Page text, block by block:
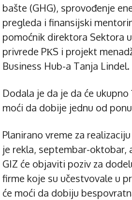
bašte (GHG), sprovođenje
pregleda i finansijski
pomoćnik direktora Sektora
privrede PКS i projekt
Business Hub-a Tanja Lindel.
Dodala je da je da će ukupno
moći da dobije jednu od
Planirano vreme za
je rekla, septembar-oktobar,
GIZ će objaviti poziv za
firme koje su učestvovale u
će moći da dobiju